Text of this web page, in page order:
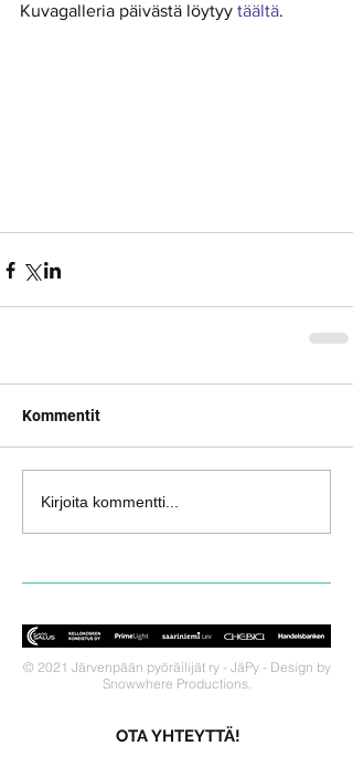
Kuvagalleria päivästä löytyy täältä.
Kommentit
Kirjoita kommentti...
© 2021 Järvenpään pyöräilijät ry - JäPy - Design by
Snowwhere Productions.
OTA YHTEYTTÄ!